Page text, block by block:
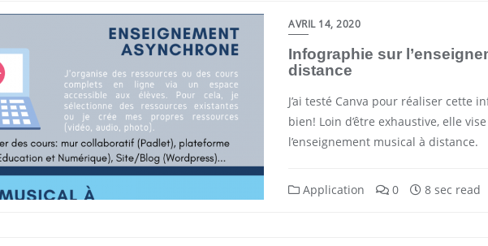
AVRIL 14, 2020
Infographie sur
distance
J’ai testé Canva pour réaliser cette
bien! Loin d’être exhaustive, elle
l’enseignement musical à distance.
Application 0 8 sec read